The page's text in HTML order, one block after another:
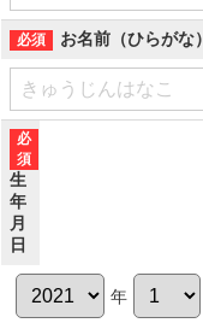
お名前（ひらがな）
生
年
月
日
年